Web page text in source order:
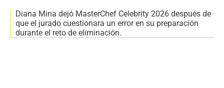
Diana Mina dejó MasterChef Celebrity 2026 después de
que el jurado cuestionara un error en su preparación
durante el reto de eliminación.